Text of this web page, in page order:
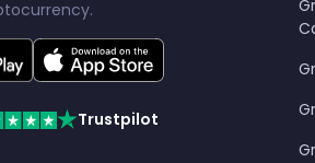
Trustpilot